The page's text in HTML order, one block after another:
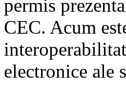
permis
CEC. Acum
electronice ale